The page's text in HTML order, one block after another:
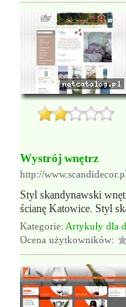
Wystrój wnętrz
http://www.scandidecor.pl
Styl skandynawski
ścianę Katowice. Styl
Kategorie: Artykuły dla
Ocena użytkowników: